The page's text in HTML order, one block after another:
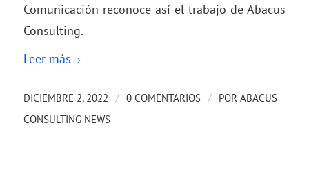
Comunicación reconoce así el trabajo de Abacus
Consulting.
Leer más
DICIEMBRE 2, 2022 / 0 COMENTARIOS / POR ABACUS
CONSULTING NEWS